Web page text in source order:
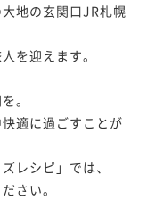
地の玄関口JR札幌
を迎えます。
。
適に過ごすことが
レシピ」では、
さい。